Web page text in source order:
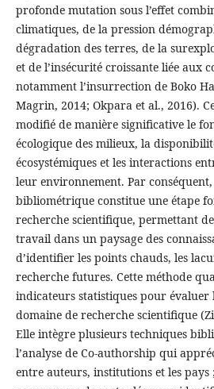
profonde mutation sous l’effet
climatiques, de la pression
dégradation des terres, de la
et de l’insécurité croissante liée aux
notamment l’insurrection de Boko
Magrin, 2014; Okpara et al., 2016).
modifié de manière significative le
écologique des milieux, la
écosystémiques et les interactions
leur environnement. Par
bibliométrique constitue une étape
recherche scientifique, permettant
travail dans un paysage des
d’identifier les points chauds, les
recherche futures. Cette méthode
indicateurs statistiques pour évaluer
domaine de recherche scientifique
Elle intègre plusieurs techniques
l’analyse de Co-authorship qui
entre auteurs, institutions et les pays